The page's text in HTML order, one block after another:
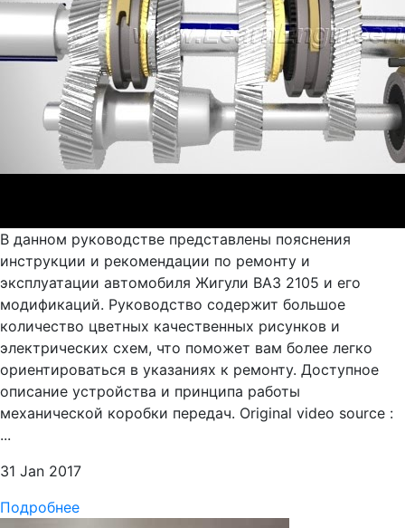
В данном руководстве представлены пояснения
инструкции и рекомендации по ремонту и
эксплуатации автомобиля Жигули ВАЗ 2105 и его
модификаций. Руководство содержит большое
количество цветных качественных рисунков и
электрических схем, что поможет вам более легко
ориентироваться в указаниях к ремонту. Доступное
описание устройства и принципа работы
механической коробки передач. Original video source :
...
31 Jan 2017
Подробнее